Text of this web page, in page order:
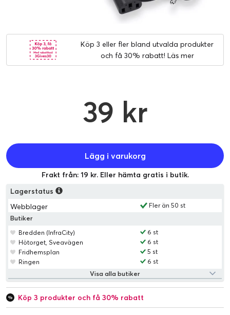
Köp 3 eller fler bland utvalda produkter
och få 30% rabatt! Läs mer
39 kr
Lägg i varukorg
Frakt från: 19 kr. Eller hämta gratis i butik.
Lagerstatus
Webblager
Fler än 50 st
Butiker
Bredden (InfraCity)
6 st
Hötorget, Sveavägen
6 st
Fridhemsplan
5 st
Ringen
6 st
Visa alla butiker
Köp 3 produkter och få 30% rabatt